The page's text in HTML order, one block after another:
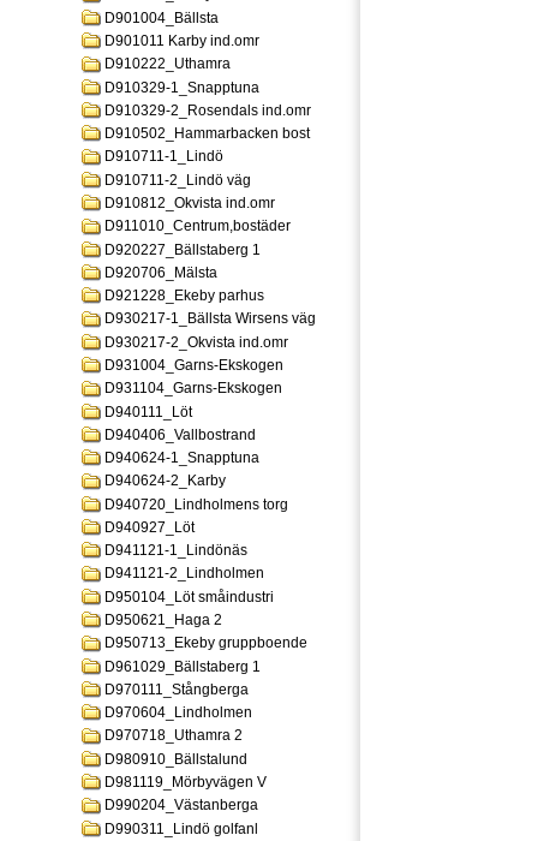
D901004_Bällsta
D901011 Karby ind.omr
D910222_Uthamra
D910329-1_Snapptuna
D910329-2_Rosendals ind.omr
D910502_Hammarbacken bost
D910711-1_Lindö
D910711-2_Lindö väg
D910812_Okvista ind.omr
D911010_Centrum,bostäder
D920227_Bällstaberg 1
D920706_Mälsta
D921228_Ekeby parhus
D930217-1_Bällsta Wirsens väg
D930217-2_Okvista ind.omr
D931004_Garns-Ekskogen
D931104_Garns-Ekskogen
D940111_Löt
D940406_Vallbostrand
D940624-1_Snapptuna
D940624-2_Karby
D940720_Lindholmens torg
D940927_Löt
D941121-1_Lindönäs
D941121-2_Lindholmen
D950104_Löt småindustri
D950621_Haga 2
D950713_Ekeby gruppboende
D961029_Bällstaberg 1
D970111_Stångberga
D970604_Lindholmen
D970718_Uthamra 2
D980910_Bällstalund
D981119_Mörbyvägen V
D990204_Västanberga
D990311_Lindö golfanl